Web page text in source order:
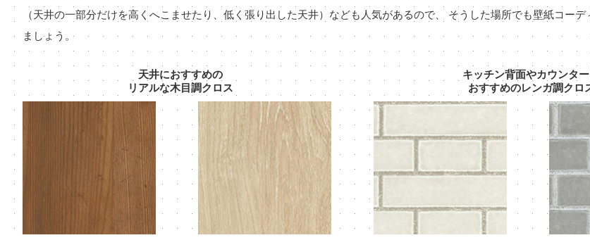
（天井の一部分だけを高くへこませたり、低く張り出した天井）なども人気があるので、 そうした場所でも壁紙コー
ましょう。
天井におすすめの
リアルな木目調クロス
キッチン背面やカウンタ
おすすめのレンガ調クロ